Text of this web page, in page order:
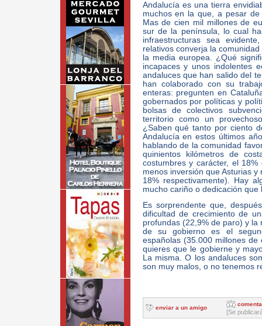
Andalucía es una tierra
muchos en la que, a pesar
Mas de cien mil millones de
sur de la península, lo cual
infraestructuras sea
relativos converja la
la media europea. ¿Qué
incapaces y unos indolentes
andaluces que han salido del
han colaborado con su
enteras: pregunten en
gobernados por políticas y
bolsas de colectivos
territorio como un
¿Saben qué tanto por ciento
Andalucía en estos últimos
hablando de la comunidad
quinientos kilómetros de
costumbres y carácter, el
menos inversión que Asturias
18% respectivamente). Hay
mucho cariño o dedicación que
Es sorprendente que,
dificultad de crecimiento de
profundas (22,9% de paro) y
de su gobierno es el
españolas (35.000 millones
quieres que le gobierne y
La misma. O los andaluces
son muy malos, o no tenemos
enviar a un amigo
[Se